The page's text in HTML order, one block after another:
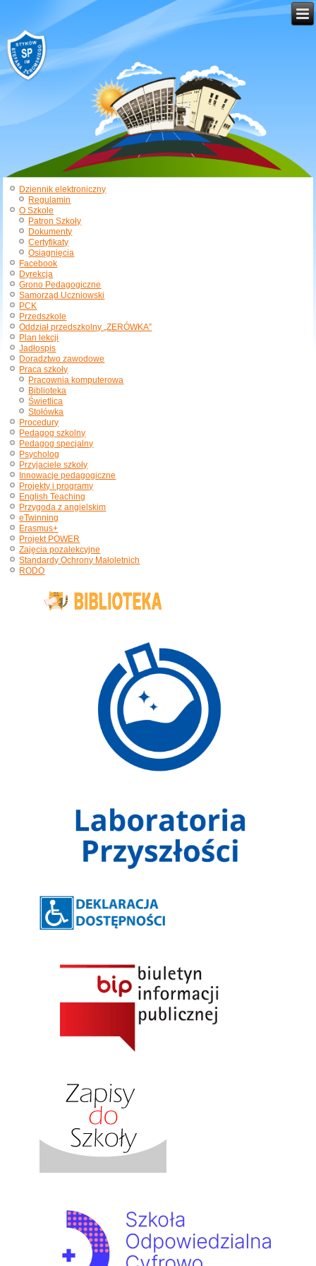
Dziennik elektroniczny
Regulamin
O Szkole
Patron Szkoły
Dokumenty
Certyfikaty
Osiągnięcia
Facebook
Dyrekcja
Grono Pedagogiczne
Samorząd Uczniowski
PCK
Przedszkole
Oddział przedszkolny „ZERÓWKA”
Plan lekcji
Jadłospis
Doradztwo zawodowe
Praca szkoły
Pracownia komputerowa
Biblioteka
Świetlica
Stołówka
Procedury
Pedagog szkolny
Pedagog specjalny
Psycholog
Przyjaciele szkoły
Innowacje pedagogiczne
Projekty i programy
English Teaching
Przygoda z angielskim
eTwinning
Erasmus+
Projekt POWER
Zajęcia pozalekcyjne
Standardy Ochrony Małoletnich
RODO